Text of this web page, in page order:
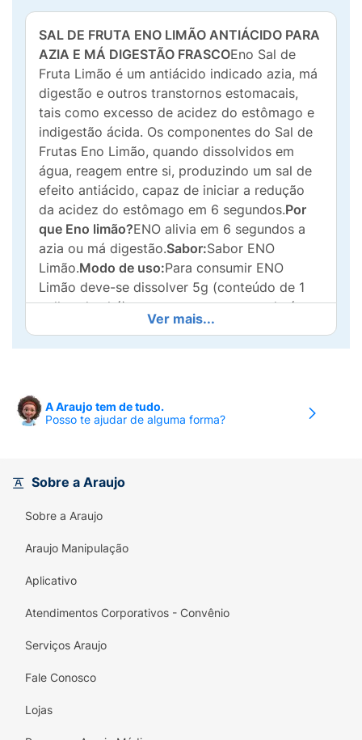
SAL DE FRUTA ENO LIMÃO ANTIÁCIDO PARA
AZIA E MÁ DIGESTÃO FRASCOEno Sal de
Fruta Limão é um antiácido indicado azia, má
digestão e outros transtornos estomacais,
tais como excesso de acidez do estômago e
indigestão ácida. Os componentes do Sal de
Frutas Eno Limão, quando dissolvidos em
água, reagem entre si, produzindo um sal de
efeito antiácido, capaz de iniciar a redução
da acidez do estômago em 6 segundos.Por
que Eno limão?ENO alivia em 6 segundos a
azia ou má digestão.Sabor:Sabor ENO
Limão.Modo de uso:Para consumir ENO
Limão deve-se dissolver 5g (conteúdo de 1
colher de chá) em um copo pequeno de água
(200 ml) e beba. Recomenda-se consumir o
sal de fruta ENO Limão assim que ele tiver se
disponível em 2 tamanhos; frasco com 20
doses, e um sachet com 2 doses. Conheça
Limão.
Ver mais...
A Araujo tem de tudo.
Posso te ajudar de alguma forma?
Sobre a Araujo
Sobre a Araujo
Araujo Manipulação
Aplicativo
Atendimentos Corporativos - Convênio
Serviços Araujo
Fale Conosco
Lojas